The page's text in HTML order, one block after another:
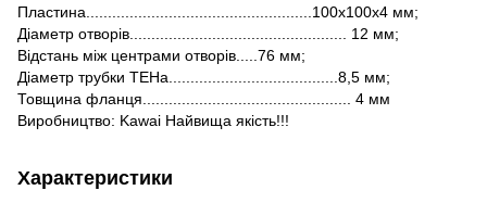
Пластина....................................................100х100х4 мм;
Діаметр отворів.................................................. 12 мм;
Відстань між центрами отворів.....76 мм;
Діаметр трубки ТЕНа.......................................8,5 мм;
Товщина фланця................................................ 4 мм
Виробництво: Kawai Найвища якість!!!
Характеристики